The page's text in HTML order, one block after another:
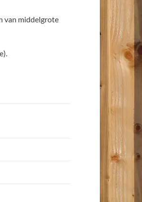
van middelgrote